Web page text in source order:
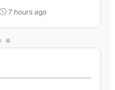
Pengundangan
7 hours ago